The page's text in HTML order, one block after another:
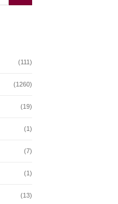
(111)
(1260)
(19)
(1)
(7)
(1)
(13)